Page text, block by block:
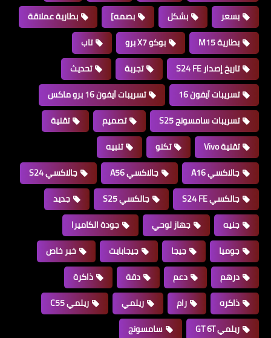
بسعر
بشكل بصمه]
بطارية عملاقة
بطارية M15
بوكو X7 برو
تاب
تاريخ إصدار S24 FE
تجربة
تحديث
تسريبات آيفون 16
تسريبات آيفون 16 برو ماكس
تسريبات سامسونج S25
تصميم
تقنية
تقنية Vivo
تكنو
تنبيه
جالاكسي A16
جالاكسي A56
جالاكسي S24
جالكسي S24 FE
جالكسي S25
جديد
جنيه
جهاز لوحي
جودة الكاميرا
جوميا
جيجا جيجابايت
خبر خاص
درهم
دعم دقة
ذاكرة
ذاكره
رام ريلمي
ريلمي C55
ريلمي GT 6T
سامسونج